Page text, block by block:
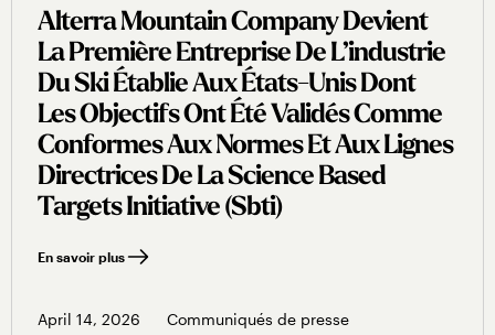
Alterra Mountain Company Devient
La Première Entreprise De L’industrie
Du Ski Établie Aux États-Unis Dont
Les Objectifs Ont Été Validés Comme
Conformes Aux Normes Et Aux Lignes
Directrices De La Science Based
Targets Initiative (sbti)
En savoir plus
April 14, 2026 Communiqués de presse